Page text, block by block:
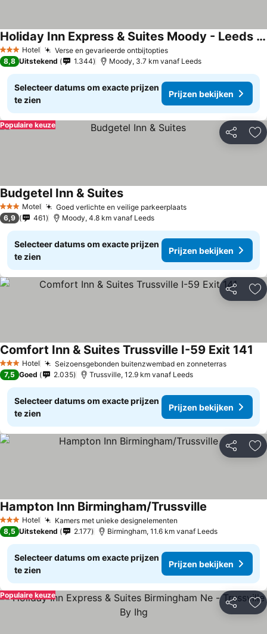
3 SterrenHotel Verse en gevarieerde ontbijtopties
Holiday Inn Express & Suites Moody - Leeds By Ihg
8,8 Uitstekend 1.344 Moody, 3.7 km vanaf Leeds
Selecteer datums om exacte prijzen
te zien
Prijzen bekijken
Delen
Populaire keuze
3 SterrenMotel Goed verlichte en veilige parkeerplaats
Budgetel Inn & Suites
6,9 461 Moody, 4.8 km vanaf Leeds
Selecteer datums om exacte prijzen
te zien
Prijzen bekijken
Delen
3 SterrenHotel Seizoensgebonden buitenzwembad en zonneterras
Comfort Inn & Suites Trussville I-59 Exit 141
7,5 Goed 2.035 Trussville, 12.9 km vanaf Leeds
Selecteer datums om exacte prijzen
te zien
Prijzen bekijken
Delen
3 SterrenHotel Kamers met unieke designelementen
Hampton Inn Birmingham/Trussville
8,5 Uitstekend 2.177 Birmingham, 11.6 km vanaf Leeds
Selecteer datums om exacte prijzen
te zien
Prijzen bekijken
Delen
Populaire keuze